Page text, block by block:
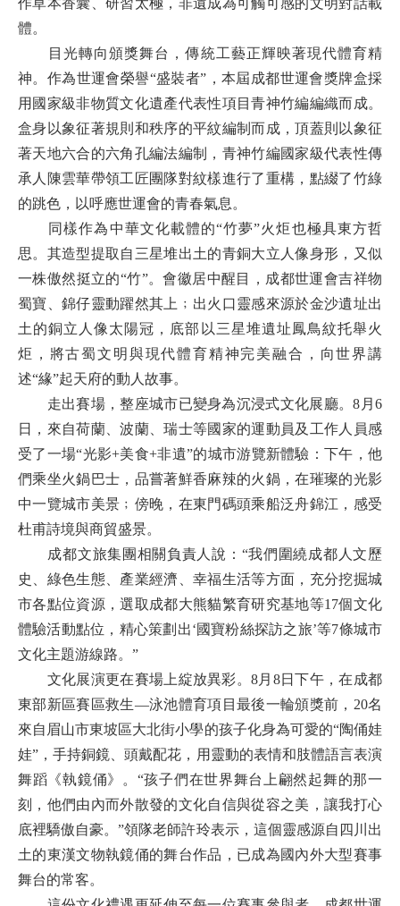
作草本香囊、研習太極，非遺成為可觸可感的文明對話載
體。
目光轉向頒獎舞台，傳統工藝正輝映著現代體育精
神。作為世運會榮譽“盛裝者”，本屆成都世運會獎牌盒採
用國家級非物質文化遺產代表性項目青神竹編編織而成。
盒身以象征著規則和秩序的平紋編制而成，頂蓋則以象征
著天地六合的六角孔編法編制，青神竹編國家級代表性傳
承人陳雲華帶領工匠團隊對紋樣進行了重構，點綴了竹綠
的跳色，以呼應世運會的青春氣息。
同樣作為中華文化載體的“竹夢”火炬也極具東方哲
思。其造型提取自三星堆出土的青銅大立人像身形，又似
一株傲然挺立的“竹”。會徽居中醒目，成都世運會吉祥物
蜀寶、錦仔靈動躍然其上﹔出火口靈感來源於金沙遺址出
土的銅立人像太陽冠，底部以三星堆遺址鳳鳥紋托舉火
炬，將古蜀文明與現代體育精神完美融合，向世界講
述“緣”起天府的動人故事。
走出賽場，整座城市已變身為沉浸式文化展廳。8月6
日，來自荷蘭、波蘭、瑞士等國家的運動員及工作人員感
受了一場“光影+美食+非遺”的城市游覽新體驗：下午，他
們乘坐火鍋巴士，品嘗著鮮香麻辣的火鍋，在璀璨的光影
中一覽城市美景﹔傍晚，在東門碼頭乘船泛舟錦江，感受
杜甫詩境與商貿盛景。
成都文旅集團相關負責人說：“我們圍繞成都人文歷
史、綠色生態、產業經濟、幸福生活等方面，充分挖掘城
市各點位資源，選取成都大熊貓繁育研究基地等17個文化
體驗活動點位，精心策劃出‘國寶粉絲探訪之旅’等7條城市
文化主題游線路。”
文化展演更在賽場上綻放異彩。8月8日下午，在成都
東部新區賽區救生—泳池體育項目最後一輪頒獎前，20名
來自眉山市東坡區大北街小學的孩子化身為可愛的“陶俑娃
娃”，手持銅鏡、頭戴配花，用靈動的表情和肢體語言表演
舞蹈《執鏡俑》。“孩子們在世界舞台上翩然起舞的那一
刻，他們由內而外散發的文化自信與從容之美，讓我打心
底裡驕傲自豪。”領隊老師許玲表示，這個靈感源自四川出
土的東漢文物執鏡俑的舞台作品，已成為國內外大型賽事
舞台的常客。